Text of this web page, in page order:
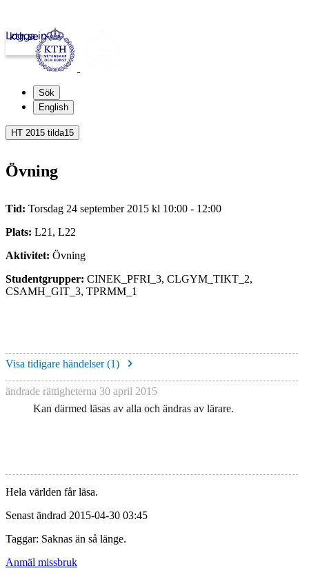
kth.se
Logga in
Sök
English
HT 2015 tilda15
Övning
Tid: Torsdag 24 september 2015 kl 10:00 - 12:00
Plats: L21, L22
Aktivitet: Övning
Studentgrupper: CINEK_PFRI_3, CLGYM_TIKT_2,
CSAMH_GIT_3, TPRMM_1
Visa tidigare händelser (1)
ändrade rättigheterna 30 april 2015
Kan därmed läsas av alla och ändras av lärare.
Hela världen får läsa.
Senast ändrad 2015-04-30 03:45
Taggar: Saknas än så länge.
Anmäl missbruk